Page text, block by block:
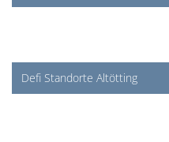
Defi Standorte Altötting